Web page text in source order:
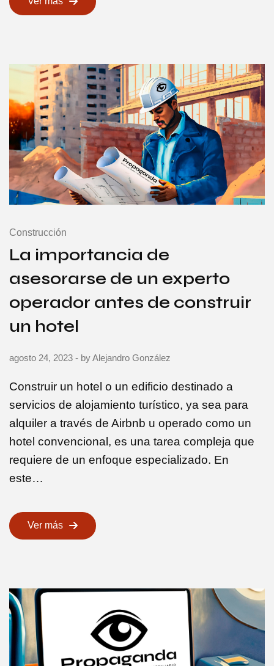
Construcción
La importancia de
asesorarse de un experto
operador antes de construir
un hotel
agosto 24, 2023 - byAlejandro González
Construir un hotel o un edificio destinado a
servicios de alojamiento turístico, ya sea para
alquiler a través de Airbnb u operado como un
hotel convencional, es una tarea compleja que
requiere de un enfoque especializado. En
este…
Ver más